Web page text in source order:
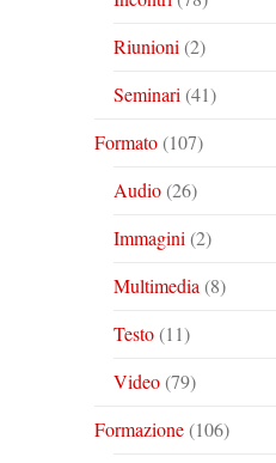
Riunioni (2)
Seminari (41)
Formato(107)
Audio(26)
Immagini (2)
Multimedia (8)
Testo(11)
Video(79)
Formazione(106)